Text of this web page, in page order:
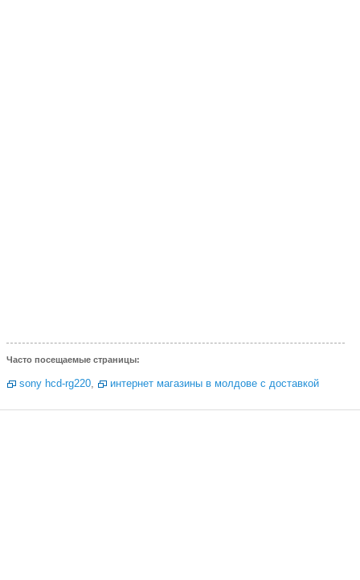
Часто посещаемые страницы:
sony hcd-rg220, интернет магазины в молдове с доставкой